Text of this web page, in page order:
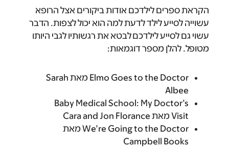
הקראת ספרים לילדכם אודות ביקורים אצל הרופא
עשוייה לסייע לילד לדעת למה הוא יכול לצפות. הדבר
עשוי גם לסייע לילדכם לבטא את רגשותיו לגבי היותו
מטופל. להלן מספר דוגמאות:
Elmo Goes to the Doctor מאת Sarah
Albee
Baby Medical School: My Doctor’s
Visit מאת Cara and Jon Florance
We’re Going to the Doctor מאת
Campbell Books